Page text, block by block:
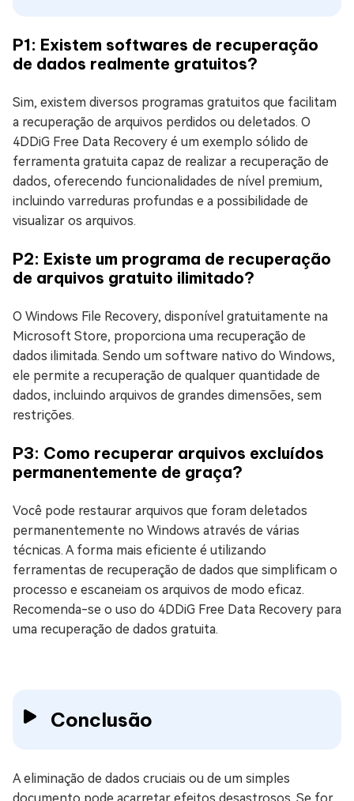
P1: Existem softwares de recuperação
de dados realmente gratuitos?
Sim, existem diversos programas gratuitos que facilitam
a recuperação de arquivos perdidos ou deletados. O
4DDiG Free Data Recovery é um exemplo sólido de
ferramenta gratuita capaz de realizar a recuperação de
dados, oferecendo funcionalidades de nível premium,
incluindo varreduras profundas e a possibilidade de
visualizar os arquivos.
P2: Existe um programa de recuperação
de arquivos gratuito ilimitado?
O Windows File Recovery, disponível gratuitamente na
Microsoft Store, proporciona uma recuperação de
dados ilimitada. Sendo um software nativo do Windows,
ele permite a recuperação de qualquer quantidade de
dados, incluindo arquivos de grandes dimensões, sem
restrições.
P3: Como recuperar arquivos excluídos
permanentemente de graça?
Você pode restaurar arquivos que foram deletados
permanentemente no Windows através de várias
técnicas. A forma mais eficiente é utilizando
ferramentas de recuperação de dados que simplificam o
processo e escaneiam os arquivos de modo eficaz.
Recomenda-se o uso do 4DDiG Free Data Recovery para
uma recuperação de dados gratuita.
Conclusão
A eliminação de dados cruciais ou de um simples